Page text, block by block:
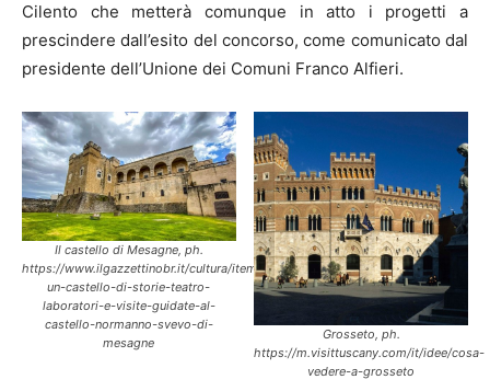
Cilento che metterà comunque in atto i progetti a
prescindere dall’esito del concorso, come comunicato dal
presidente dell’Unione dei Comuni Franco Alfieri.
Il castello di Mesagne, ph.
https://www.ilgazzettinobr.it/cultura/item/23109-
un-castello-di-storie-teatro-
laboratori-e-visite-guidate-al-
castello-normanno-svevo-di-
mesagne
Grosseto, ph.
https://m.visittuscany.com/it/idee/cosa-
vedere-a-grosseto